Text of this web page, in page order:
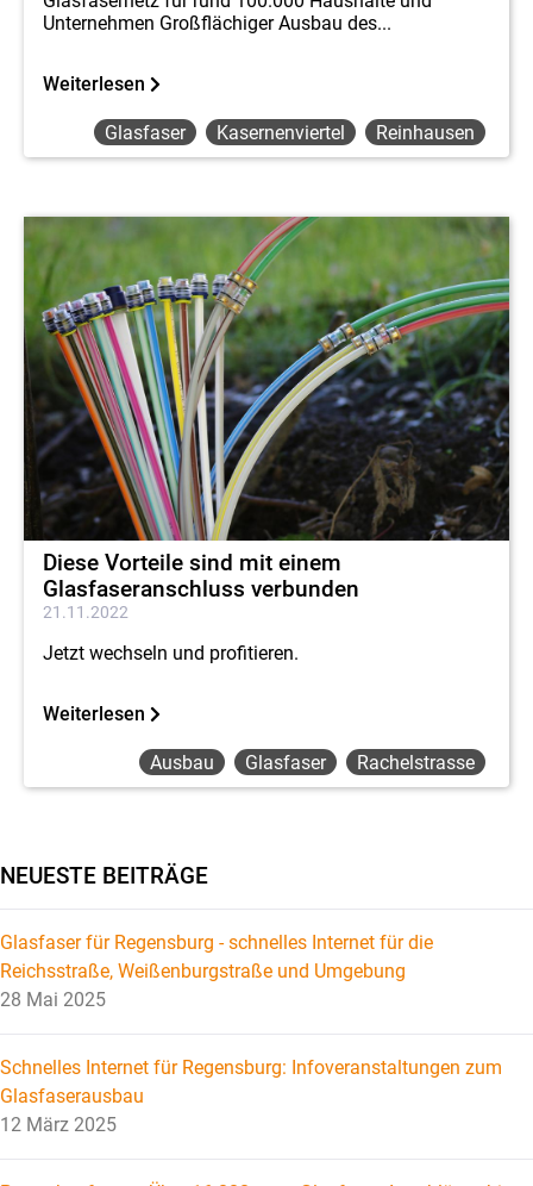
Unternehmen Großflächiger Ausbau des...
Weiterlesen
Glasfaser Kasernenviertel Reinhausen
Diese Vorteile sind mit einem
Glasfaseranschluss verbunden
21.11.2022
Jetzt wechseln und profitieren.
Weiterlesen
Ausbau Glasfaser Rachelstrasse
NEUESTE BEITRÄGE
Glasfaser für Regensburg - schnelles Internet für die
Reichsstraße, Weißenburgstraße und Umgebung
28 Mai 2025
Schnelles Internet für Regensburg: Infoveranstaltungen zum
Glasfaserausbau
12 März 2025